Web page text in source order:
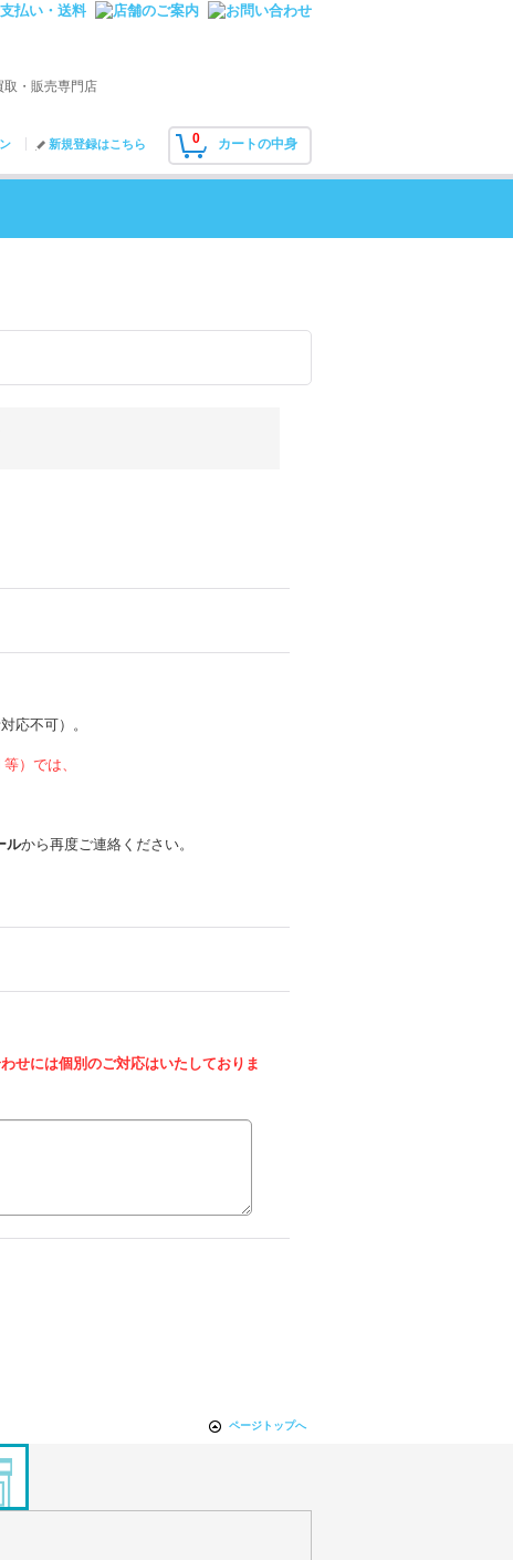
取・販売専門店
0 カートの中身
新規登録はこちら
応不可）。
）では、
ルから再度ご連絡ください。
せには個別のご対応はいたしておりま
ページトップへ